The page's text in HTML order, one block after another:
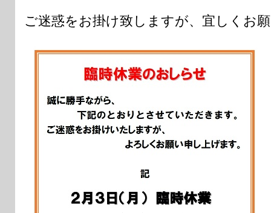
ご迷惑をお掛け致しますが、宜しくお